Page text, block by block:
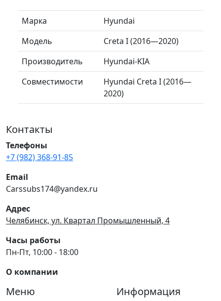
Марка
Hyundai
Модель
Creta I (2016—2020)
Производитель
Hyundai-KIA
Совместимости
Hyundai Creta I (2016—
2020)
Контакты
Телефоны
+7 (982) 368-91-85
Email
Carssubs174@yandex.ru
Адрес
Челябинск, ул. Квартал Промышленный, 4
Часы работы
Пн-Пт, 10:00 - 18:00
О компании
Меню Информация